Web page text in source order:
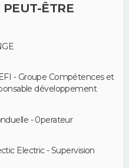
ÊTRE
- Groupe Compétences et
développement
- 0perateur
Electric - Supervision